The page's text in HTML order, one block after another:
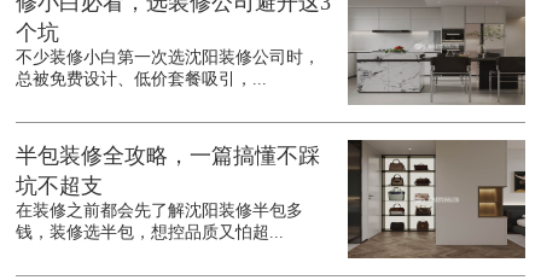
个坑
不少装修小白第一次选沈阳装修公司时，
总被免费设计、低价套餐吸引，...
半包装修全攻略，一篇搞懂不踩
坑不超支
在装修之前都会先了解沈阳装修半包多
钱，装修选半包，想控品质又怕超...